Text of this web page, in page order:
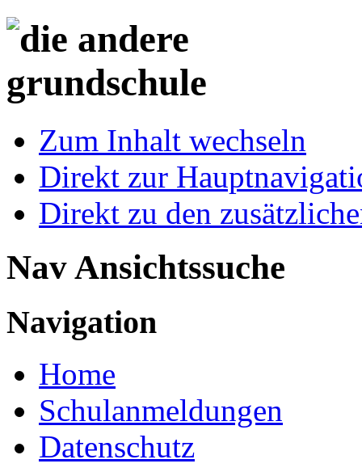
Zum Inhalt wechseln
Direkt zur
Direkt zu den
Nav Ansichtssuche
Navigation
Home
Schulanmeldungen
Datenschutz